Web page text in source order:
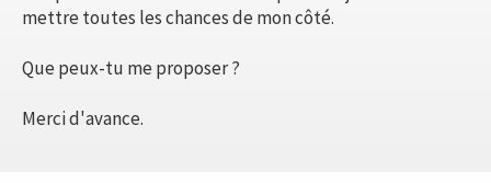
mettre toutes les chances de mon côté.
Que peux-tu me proposer ?
Merci d'avance.